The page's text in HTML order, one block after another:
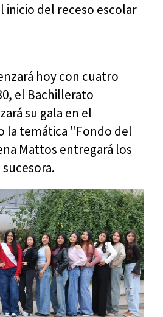
inicio del receso escolar
hoy con cuatro
el Bachillerato
su gala en el
la temática "Fondo del
Mattos entregará los